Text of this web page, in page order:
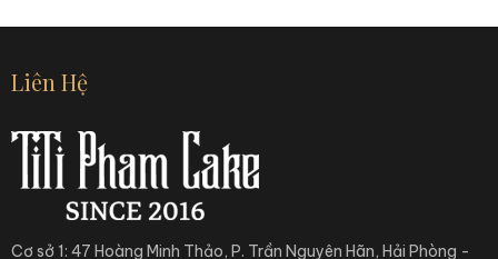
Liên Hệ
Cơ sở 1: 47 Hoàng Minh Thảo, P. Trần Nguyên Hãn, Hải Phòng -